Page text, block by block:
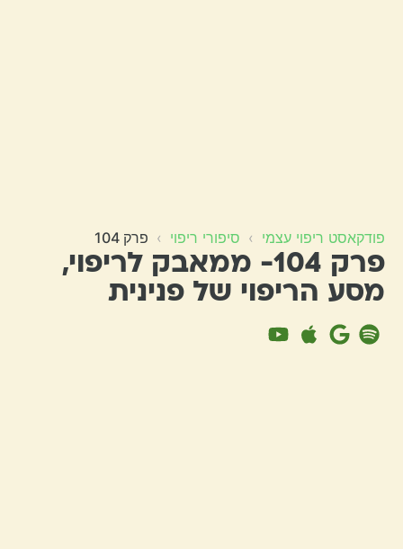
פודקאסט ריפוי עצמי › סיפורי ריפוי › פרק 104
פרק 104- ממאבק לריפוי,
מסע הריפוי של פנינית